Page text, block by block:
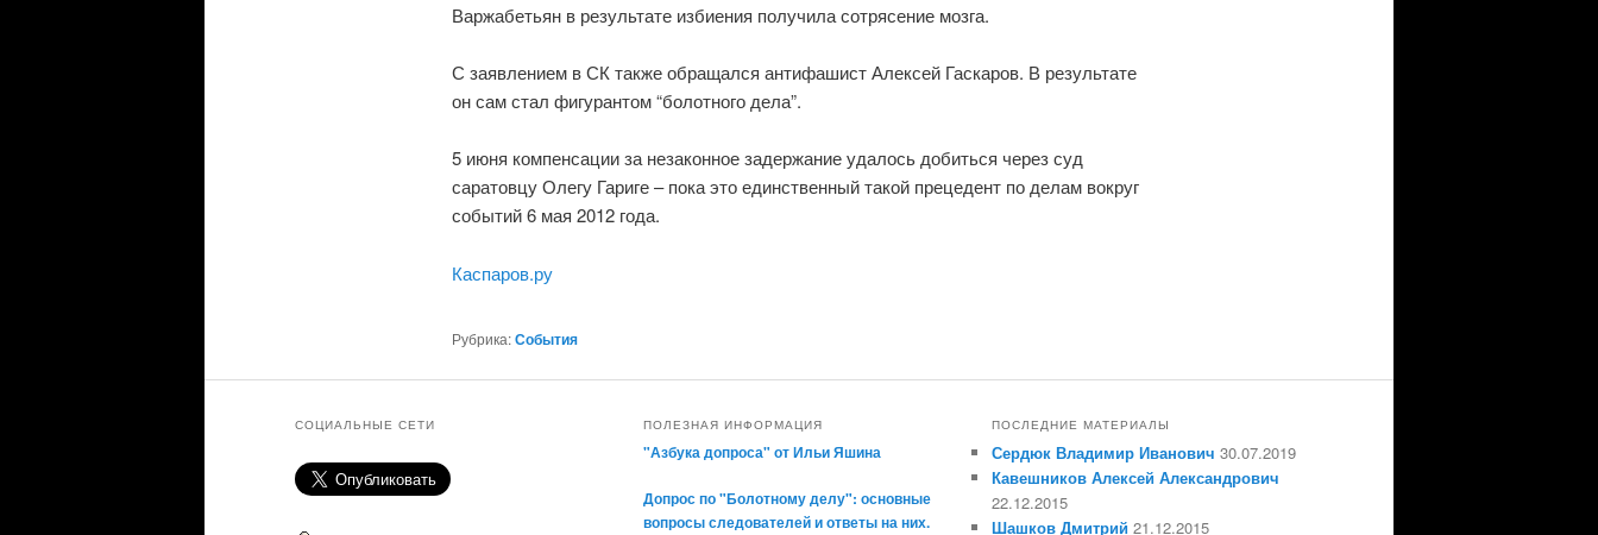
Варжабетьян в результате избиения получила сотрясение мозга.
С заявлением в СК также обращался антифашист Алексей Гаскаров. В результате
он сам стал фигурантом “болотного дела”.
5 июня компенсации за незаконное задержание удалось добиться через суд
саратовцу Олегу Гариге – пока это единственный такой прецедент по делам вокруг
событий 6 мая 2012 года.
Каспаров.ру
Рубрика:События
СОЦИАЛЬНЫЕ СЕТИ ПОЛЕЗНАЯ ИНФОРМАЦИЯ
"Азбука допроса" от Ильи Яшина
Допрос по "Болотному делу": основные
вопросы следователей и ответы на них.
ПОСЛЕДНИЕ МАТЕРИАЛЫ
Сердюк Владимир Иванович 30.07.2019
Кавешников Алексей Александрович
22.12.2015
Шашков Дмитрий 21.12.2015